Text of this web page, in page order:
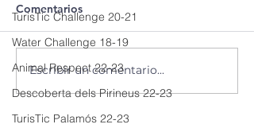
TurisTic Challenge 20-21
Water Challenge 18-19
Animal Respect 22-23
Descoberta dels Pirineus 22-23
TurisTic Palamós 22-23
Comentarios
Escribir un comentario...